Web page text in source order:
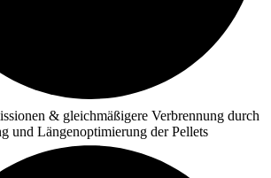
& gleichmäßigere Verbrennung durch
und Längenoptimierung der Pellets